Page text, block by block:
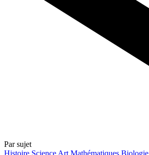
Par sujet
Histoire Science Art Mathématiques Biologie